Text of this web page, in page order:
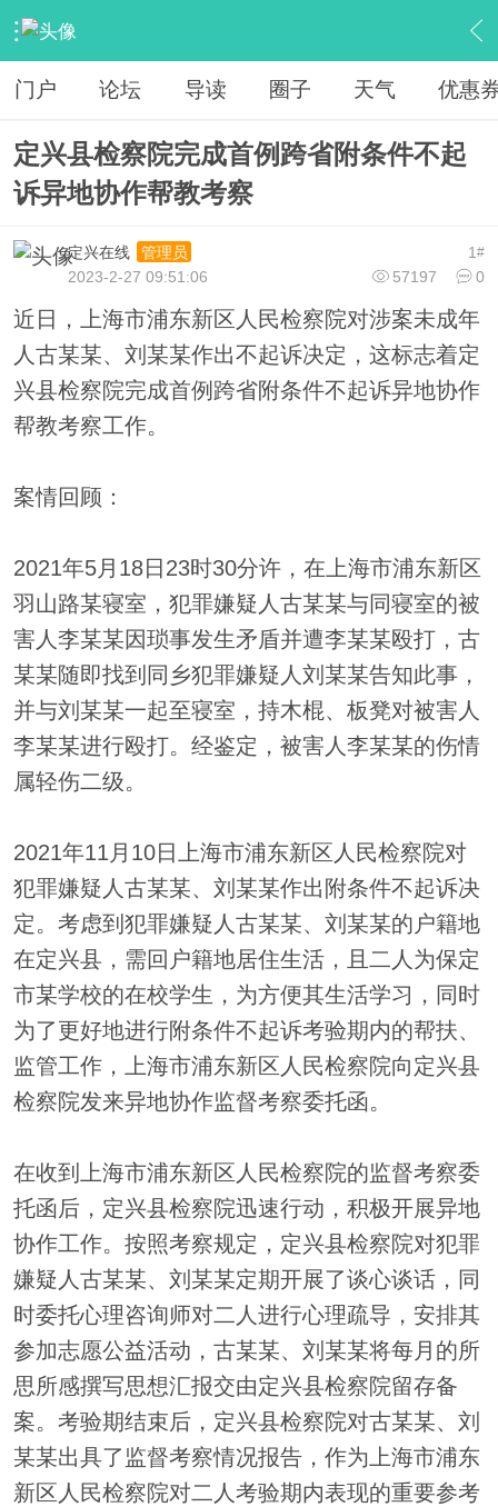
› 魅力定兴 › 定兴热线 › 内容
门户 论坛 导读 圈子 天气 优惠
定兴县检察院完成首例跨省附条件不起
诉异地协作帮教考察
1#
定兴在线
管理员
57197
0
2023-2-27 09:51:06
近日，上海市浦东新区人民检察院对涉案未成年
人古某某、刘某某作出不起诉决定，这标志着定
兴县检察院完成首例跨省附条件不起诉异地协作
帮教考察工作。
案情回顾：
2021年5月18日23时30分许，在上海市浦东新区
羽山路某寝室，犯罪嫌疑人古某某与同寝室的被
害人李某某因琐事发生矛盾并遭李某某殴打，古
某某随即找到同乡犯罪嫌疑人刘某某告知此事，
并与刘某某一起至寝室，持木棍、板凳对被害人
李某某进行殴打。经鉴定，被害人李某某的伤情
属轻伤二级。
2021年11月10日上海市浦东新区人民检察院对
犯罪嫌疑人古某某、刘某某作出附条件不起诉决
定。考虑到犯罪嫌疑人古某某、刘某某的户籍地
在定兴县，需回户籍地居住生活，且二人为保定
市某学校的在校学生，为方便其生活学习，同时
为了更好地进行附条件不起诉考验期内的帮扶、
监管工作，上海市浦东新区人民检察院向定兴县
检察院发来异地协作监督考察委托函。
在收到上海市浦东新区人民检察院的监督考察委
托函后，定兴县检察院迅速行动，积极开展异地
协作工作。按照考察规定，定兴县检察院对犯罪
嫌疑人古某某、刘某某定期开展了谈心谈话，同
时委托心理咨询师对二人进行心理疏导，安排其
参加志愿公益活动，古某某、刘某某将每月的所
思所感撰写思想汇报交由定兴县检察院留存备
案。考验期结束后，定兴县检察院对古某某、刘
某某出具了监督考察情况报告，作为上海市浦东
新区人民检察院对二人考验期内表现的重要参考